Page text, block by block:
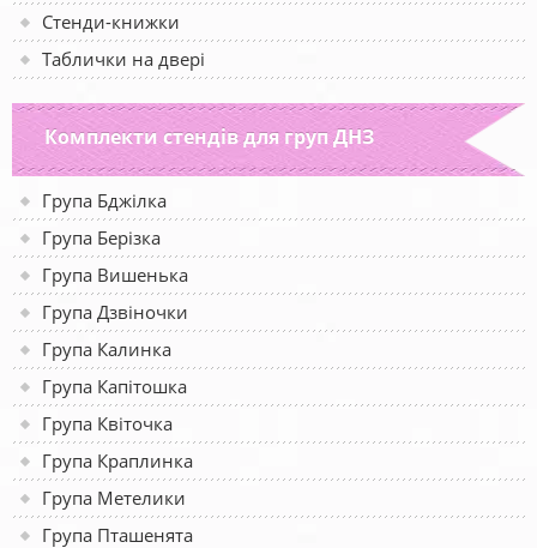
Стенди-книжки
Таблички на двері
Комплекти стендів для груп ДНЗ
Група Бджілка
Група Берізка
Група Вишенька
Група Дзвіночки
Група Калинка
Група Капітошка
Група Квіточка
Група Краплинка
Група Метелики
Група Пташенята